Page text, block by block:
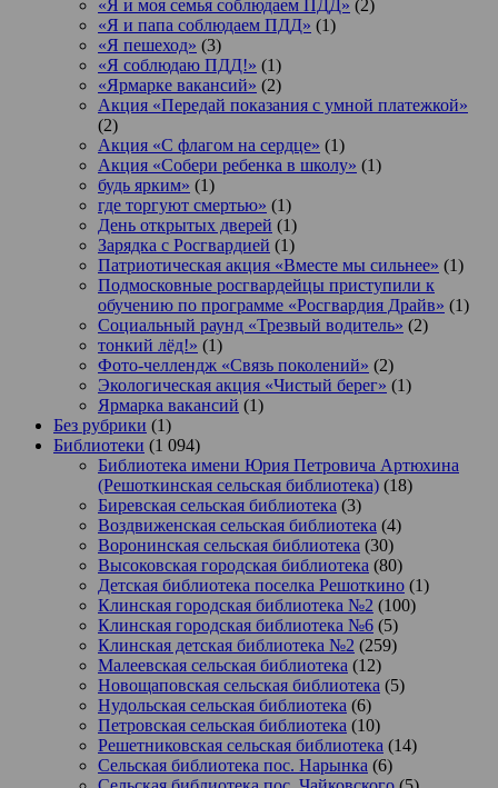
«Я и моя семья соблюдаем ПДД» (2)
«Я и папа соблюдаем ПДД» (1)
«Я пешеход» (3)
«Я соблюдаю ПДД!» (1)
«Ярмарке вакансий» (2)
Акция «Передай показания с умной платежкой»
(2)
Акция «С флагом на сердце» (1)
Акция «Собери ребенка в школу» (1)
будь ярким» (1)
где торгуют смертью» (1)
День открытых дверей (1)
Зарядка с Росгвардией (1)
Патриотическая акция «Вместе мы сильнее» (1)
Подмосковные росгвардейцы приступили к
обучению по программе «Росгвардия Драйв» (1)
Социальный раунд «Трезвый водитель» (2)
тонкий лёд!» (1)
Фото-челлендж «Связь поколений» (2)
Экологическая акция «Чистый берег» (1)
Ярмарка вакансий (1)
Без рубрики (1)
Библиотеки (1 094)
Библиотека имени Юрия Петровича Артюхина
(Решоткинская сельская библиотека) (18)
Биревская сельская библиотека (3)
Воздвиженская сельская библиотека (4)
Воронинская сельская библиотека (30)
Высоковская городская библиотека (80)
Детская библиотека поселка Решоткино (1)
Клинская городская библиотека №2 (100)
Клинская городская библиотека №6 (5)
Клинская детская библиотека №2 (259)
Малеевская сельская библиотека (12)
Новощаповская сельская библиотека (5)
Нудольская сельская библиотека (6)
Петровская сельская библиотека (10)
Решетниковская сельская библиотека (14)
Сельская библиотека пос. Нарынка (6)